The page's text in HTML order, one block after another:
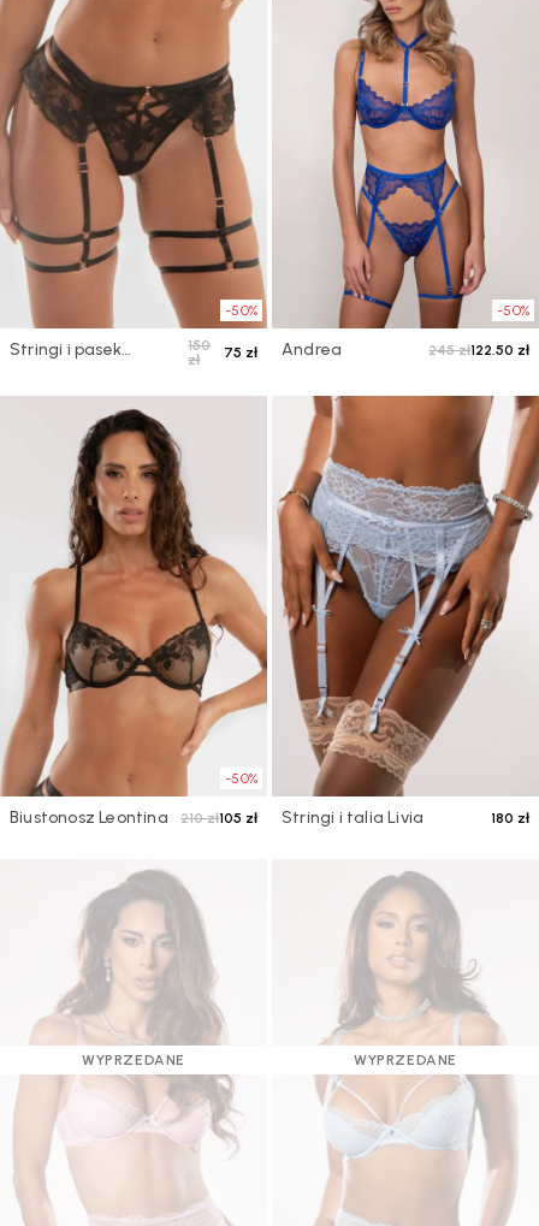
-50%
Stringi i pasek
150
zł
75 zł
-50%
Andrea 245 zł122.50 zł
-50%
Biustonosz Leontina 210 zł105 zł Stringi i talia Livia 180 zł
WYPRZEDANE WYPRZEDANE